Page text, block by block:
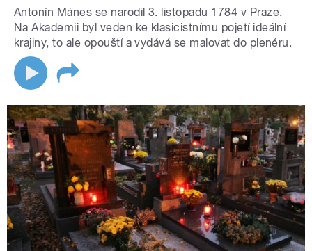
Antonín Mánes se narodil 3. listopadu 1784 v Praze.
Na Akademii byl veden ke klasicistnímu pojetí ideální
krajiny, to ale opouští a vydává se malovat do plenéru.